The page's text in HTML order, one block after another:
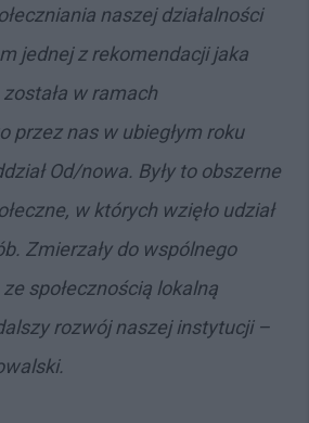
naszej działalności
jednej z rekomendacji jaka
w ramach
przez nas w ubiegłym roku
Od/nowa. Były to obszerne
w których wzięło udział
Zmierzały do wspólnego
społecznością lokalną
rozwój naszej instytucji –